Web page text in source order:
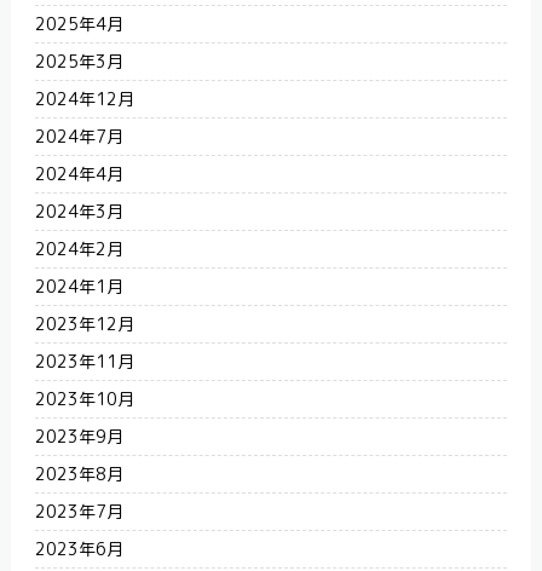
2025年4月
2025年3月
2024年12月
2024年7月
2024年4月
2024年3月
2024年2月
2024年1月
2023年12月
2023年11月
2023年10月
2023年9月
2023年8月
2023年7月
2023年6月